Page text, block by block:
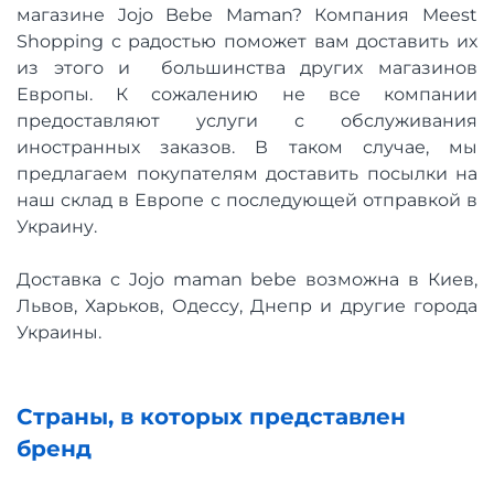
магазине Jojo Bebe Maman? Компания Meest
Shopping с радостью поможет вам доставить их
из этого и большинства других магазинов
Европы. К сожалению не все компании
предоставляют услуги с обслуживания
иностранных заказов. В таком случае, мы
предлагаем покупателям доставить посылки на
наш склад в Европе с последующей отправкой в
Украину.
Доставка с Jojo maman bebe возможна в Киев,
Львов, Харьков, Одессу, Днепр и другие города
Украины.
Страны, в которых представлен
бренд